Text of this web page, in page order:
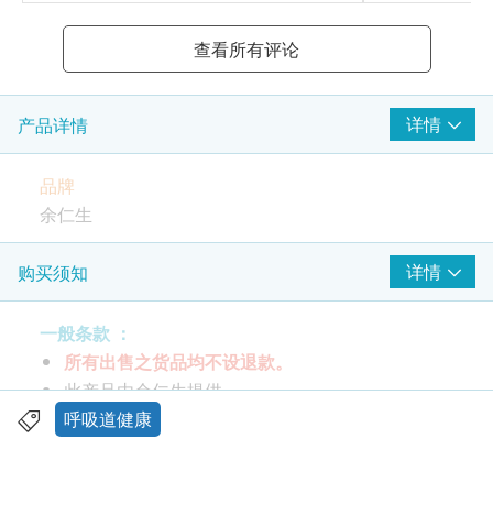
查看所有评论
产品详情 详情
品牌
余仁生
特性及功效
3大护喉功效
清热
润喉
生津
石斛: 清热滋阴
购买须知 详情
一般条款 ：
所有出售之货品均不设退款。
此产品由余仁生提供。
如有任何争议，余仁生及健康网购health.ESDlife
呼吸道健康